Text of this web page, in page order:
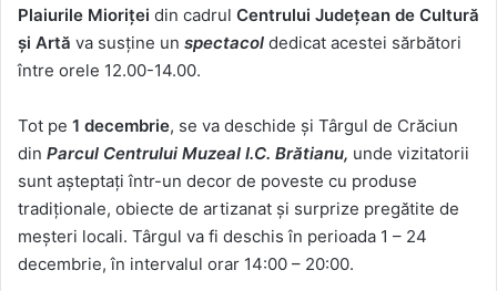
Plaiurile Mioriței din cadrul Centrului Județean de Cultură
și Artă va susține un spectacol dedicat acestei sărbători
între orele 12.00-14.00.
Tot pe 1 decembrie, se va deschide și Târgul de Crăciun
din Parcul Centrului Muzeal I.C. Brătianu, unde vizitatorii
sunt așteptați într-un decor de poveste cu produse
tradiționale, obiecte de artizanat și surprize pregătite de
meșteri locali. Târgul va fi deschis în perioada 1 – 24
decembrie, în intervalul orar 14:00 – 20:00.